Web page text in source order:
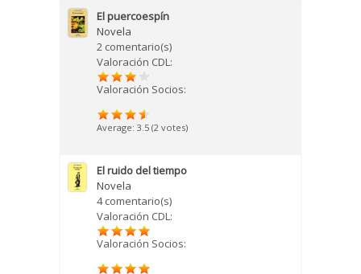
El puercoespín
Novela
2 comentario(s)
Valoración CDL:
Valoración Socios:
Average: 3.5 (2 votes)
El ruido del tiempo
Novela
4 comentario(s)
Valoración CDL:
Valoración Socios: